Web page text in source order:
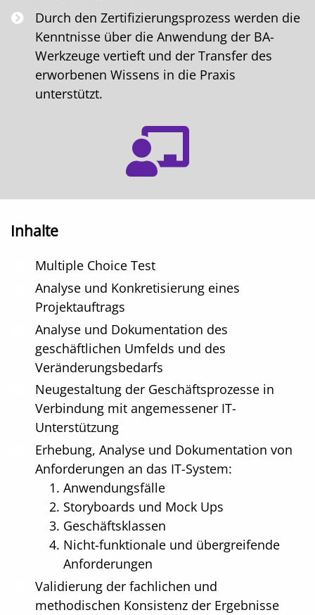
Durch den Zertifizierungsprozess werden die
Kenntnisse über die Anwendung der BA-
Werkzeuge vertieft und der Transfer des
erworbenen Wissens in die Praxis
unterstützt.
Inhalte
Multiple Choice Test
Analyse und Konkretisierung eines
Projektauftrags
Analyse und Dokumentation des
geschäftlichen Umfelds und des
Veränderungsbedarfs
Neugestaltung der Geschäftsprozesse in
Verbindung mit angemessener IT-
Unterstützung
Erhebung, Analyse und Dokumentation von
Anforderungen an das IT-System:
Anwendungsfälle
Storyboards und Mock Ups
Geschäftsklassen
Nicht-funktionale und übergreifende
Anforderungen
Validierung der fachlichen und
methodischen Konsistenz der Ergebnisse